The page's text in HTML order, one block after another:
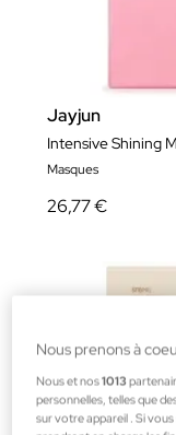
Jayjun
Intensive Shining
Masques
26,77 €
Nous prenons à
Nous et nos1013
personnelles, telles que
sur votre appareil . Si